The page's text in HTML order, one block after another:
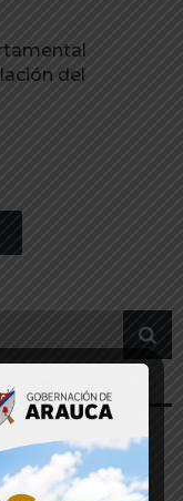
del